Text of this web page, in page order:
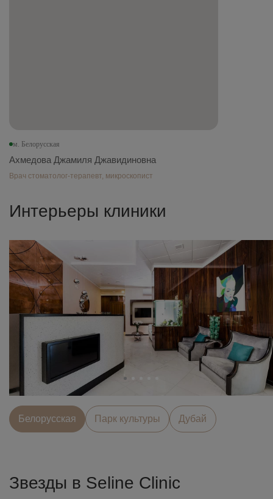
м. Белорусская
Ахмедова Джамиля Джавидиновна
Врач стоматолог-терапевт, микроскопист
Интерьеры клиники
Белорусcкая Парк культуры Дубай
Звезды в Seline Clinic